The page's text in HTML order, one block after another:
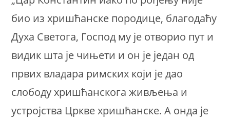
био из хришћанске породице, благодаћу
Духа Светога, Господ му је отворио пут и
видик шта је чињети и он је један од
првих владара римских који је дао
слободу хришћанскога живљења и
устројства Цркве хришћанске. А онда је